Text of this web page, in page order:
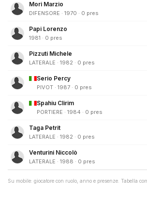
Mori Marzio
DIFENSORE · 1970 · 0 pres
Papi Lorenzo
1981 · 0 pres
Pizzuti Michele
LATERALE · 1982 · 0 pres
Serio Percy
PIVOT · 1987 · 0 pres
Spahiu Clirim
PORTIERE · 1984 · 0 pres
Taga Petrit
LATERALE · 1982 · 0 pres
Venturini Niccolò
LATERALE · 1988 · 0 pres
Su mobile: giocatore con ruolo, anno e presenze. Tabella